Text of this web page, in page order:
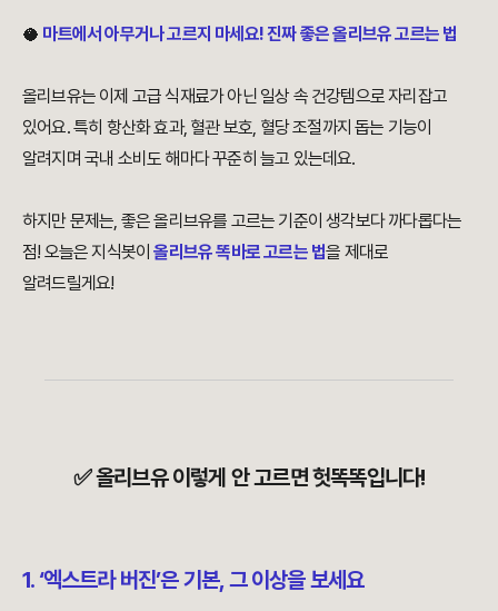
🥥 마트에서 아무거나 고르지 마세요! 진짜 좋은 올리브유 고르는 법
올리브유는 이제 고급 식재료가 아닌 일상 속 건강템으로 자리잡고
있어요. 특히 항산화 효과, 혈관 보호, 혈당 조절까지 돕는 기능이
알려지며 국내 소비도 해마다 꾸준히 늘고 있는데요.
하지만 문제는, 좋은 올리브유를 고르는 기준이 생각보다 까다롭다는
점! 오늘은 지식봇이 올리브유 똑바로 고르는 법을 제대로
알려드릴게요!
✅ 올리브유 이렇게 안 고르면 헛똑똑입니다!
1. ‘엑스트라 버진’은 기본, 그 이상을 보세요